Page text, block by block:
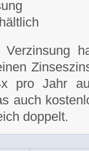
pro Jahr
auch
doppelt.